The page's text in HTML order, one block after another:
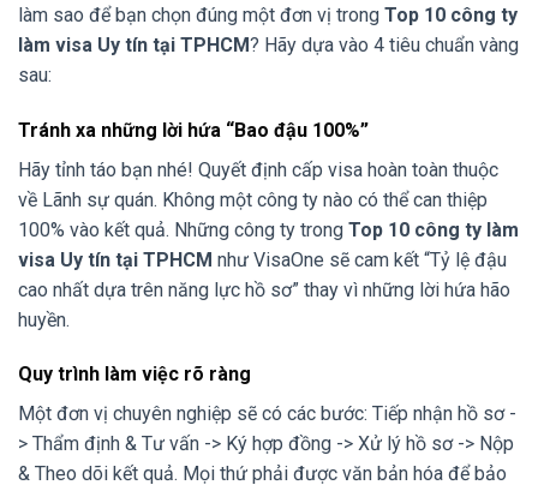
làm sao để bạn chọn đúng một đơn vị trong Top 10 công ty
làm visa Uy tín tại TPHCM? Hãy dựa vào 4 tiêu chuẩn vàng
sau:
Tránh xa những lời hứa “Bao đậu 100%”
Hãy tỉnh táo bạn nhé! Quyết định cấp visa hoàn toàn thuộc
về Lãnh sự quán. Không một công ty nào có thể can thiệp
100% vào kết quả. Những công ty trong Top 10 công ty làm
visa Uy tín tại TPHCM như VisaOne sẽ cam kết “Tỷ lệ đậu
cao nhất dựa trên năng lực hồ sơ” thay vì những lời hứa hão
huyền.
Quy trình làm việc rõ ràng
Một đơn vị chuyên nghiệp sẽ có các bước: Tiếp nhận hồ sơ -
> Thẩm định & Tư vấn -> Ký hợp đồng -> Xử lý hồ sơ -> Nộp
& Theo dõi kết quả. Mọi thứ phải được văn bản hóa để bảo